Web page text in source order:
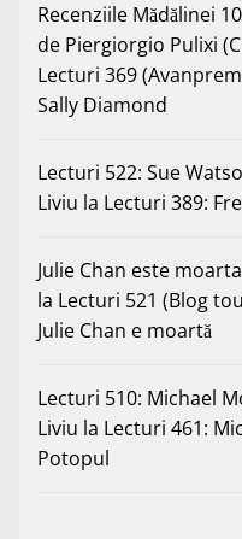
Recenziile Mădălinei
de Piergiorgio Pulixi
Lecturi 369
Sally Diamond
Lecturi 522: Sue
Liviu la Lecturi 389:
Julie Chan este
la Lecturi 521 (Blog
Julie Chan e moartă
Lecturi 510: Michael
Liviu la Lecturi 461:
Potopul